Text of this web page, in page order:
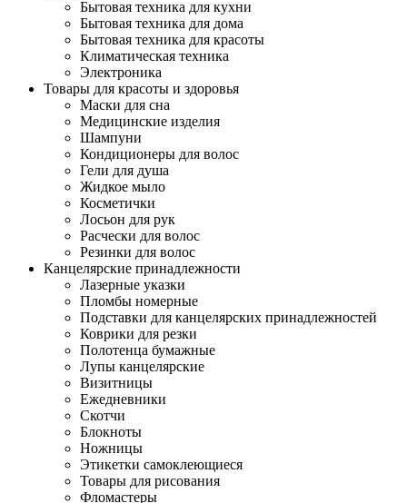
Бытовая техника для кухни
Бытовая техника для дома
Бытовая техника для красоты
Климатическая техника
Электроника
Товары для красоты и здоровья
Маски для сна
Медицинские изделия
Шампуни
Кондиционеры для волос
Гели для душа
Жидкое мыло
Косметички
Лосьон для рук
Расчески для волос
Резинки для волос
Канцелярские принадлежности
Лазерные указки
Пломбы номерные
Подставки для канцелярских принадлежностей
Коврики для резки
Полотенца бумажные
Лупы канцелярские
Визитницы
Ежедневники
Скотчи
Блокноты
Ножницы
Этикетки самоклеющиеся
Товары для рисования
Фломастеры